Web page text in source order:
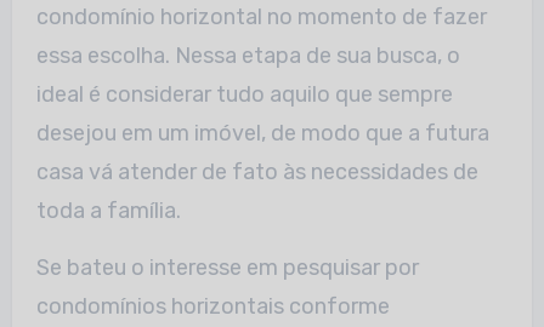
condomínio horizontal no momento de fazer
essa escolha. Nessa etapa de sua busca, o
ideal é considerar tudo aquilo que sempre
desejou em um imóvel, de modo que a futura
casa vá atender de fato às necessidades de
toda a família.
Se bateu o interesse em pesquisar por
condomínios horizontais conforme